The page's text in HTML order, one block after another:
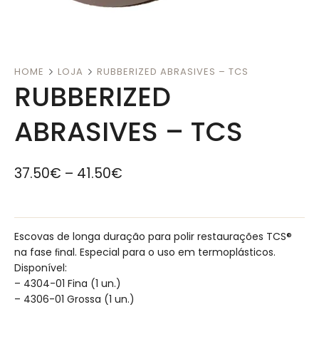
HOME LOJA RUBBERIZED ABRASIVES – TCS
RUBBERIZED
ABRASIVES – TCS
37.50€ – 41.50€
Escovas de longa duração para polir restaurações TCS®
na fase ﬁnal. Especial para o uso em termoplásticos.
Disponível:
– 4304-01 Fina (1 un.)
– 4306-01 Grossa (1 un.)